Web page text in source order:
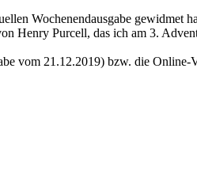
Wochenendausgabe gewidmet
Henry Purcell, das ich am 3.
vom 21.12.2019) bzw. die Online-